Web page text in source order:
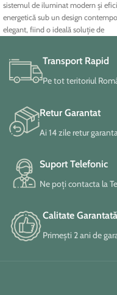
sistemul de iluminat modern și
energetică sub un design
elegant, fiind o ideală soluție de
Transport Rapid
Pe tot teritoriul
Retur Garantat
Ai 14 zile retur
Suport Telefonic
Ne poți contacta la
Calitate Garantată
Primești 2 ani de